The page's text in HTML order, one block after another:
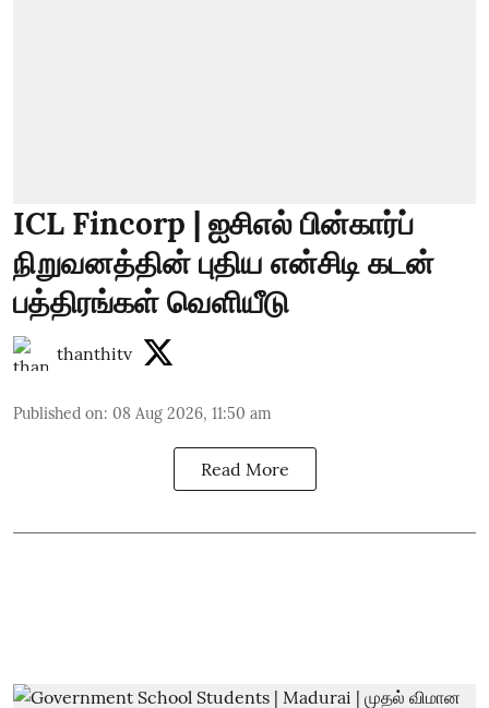
ICL Fincorp | ஐசிஎல் பின்கார்ப்
நிறுவனத்தின் புதிய என்சிடி கடன்
பத்திரங்கள் வெளியீடு
thanthitv
Published on: 08 Aug 2026, 11:50 am
Read More